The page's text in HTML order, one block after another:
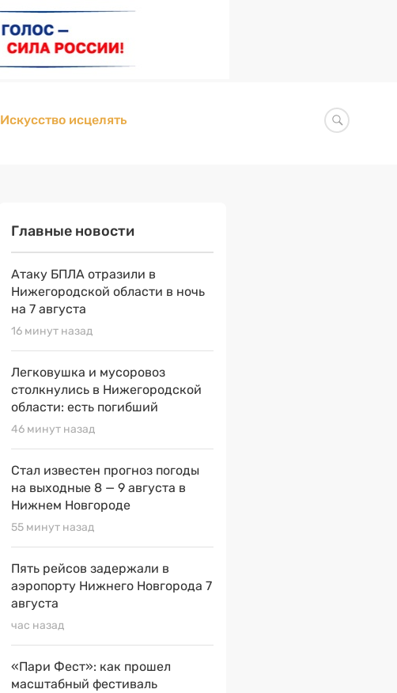
Искусство исцелять
Главные новости
Атаку БПЛА отразили в
Нижегородской области в ночь
на 7 августа
16 минут назад
Легковушка и мусоровоз
столкнулись в Нижегородской
области: есть погибший
46 минут назад
Стал известен прогноз погоды
на выходные 8 — 9 августа в
Нижнем Новгороде
55 минут назад
Пять рейсов задержали в
аэропорту Нижнего Новгорода 7
августа
час назад
«Пари Фест»: как прошел
масштабный фестиваль